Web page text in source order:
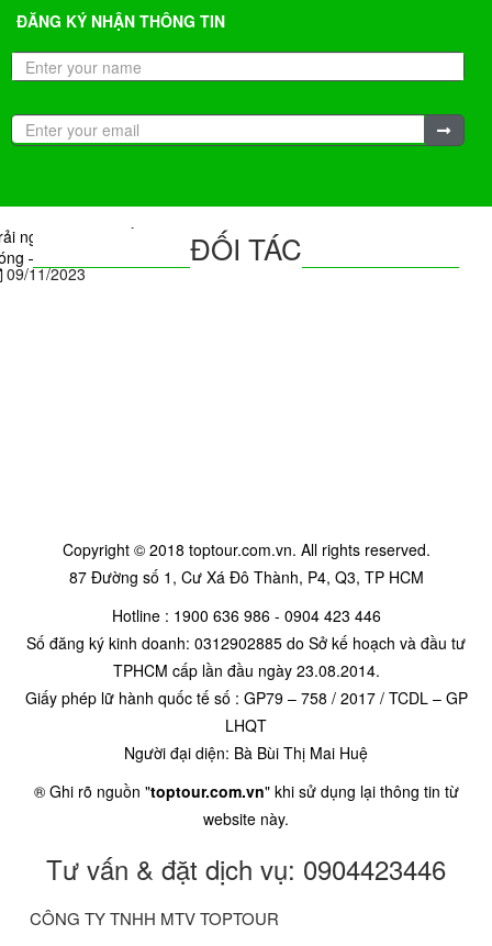
nghiệm du lịch Úc mùa xuân ngâm mình trong dòng suối nước
– Hoạt động siêu thú vị không thể bỏ lỡ trong tháng 11 này
09/11/2023
ĐĂNG KÝ NHẬN THÔNG TIN
ĐỐI TÁC
Copyright © 2018 toptour.com.vn. All rights reserved.
87 Đường số 1, Cư Xá Đô Thành, P4, Q3, TP HCM
Hotline : 1900 636 986 - 0904 423 446
Số đăng ký kinh doanh: 0312902885 do Sở kế hoạch và đầu tư
TPHCM cấp lần đầu ngày 23.08.2014.
Giấy phép lữ hành quốc tế số : GP79 – 758 / 2017 / TCDL – GP
LHQT
Người đại diện: Bà Bùi Thị Mai Huệ
® Ghi rõ nguồn "toptour.com.vn" khi sử dụng lại thông tin từ
website này.
Tư vấn & đặt dịch vụ: 0904423446
CÔNG TY TNHH MTV TOPTOUR